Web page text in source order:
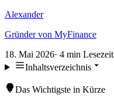
Alexander
Gründer von MyFinance
18. Mai 2026· 4 min Lesezeit
Inhaltsverzeichnis
Das Wichtigste in Kürze